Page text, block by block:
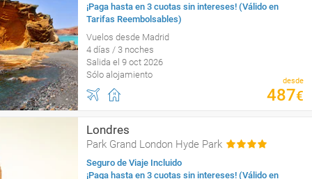
¡Paga hasta en 3 cuotas sin intereses! (Válido en
Tarifas Reembolsables)
Vuelos desde Madrid
4 días / 3 noches
Salida el 9 oct 2026
Sólo alojamiento
desde
487€
Londres
Park Grand London Hyde Park
Seguro de Viaje Incluido
¡Paga hasta en 3 cuotas sin intereses! (Válido en